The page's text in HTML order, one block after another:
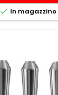
 In magazzino